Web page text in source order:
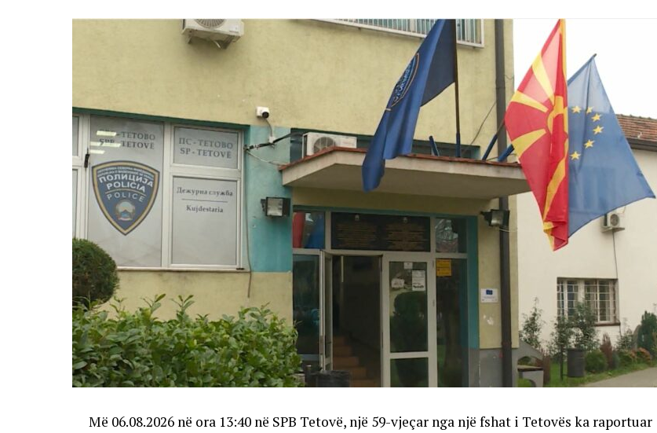
Më 06.08.2026 në ora 13:40 në SPB Tetovë, një 59-vjeçar nga një fshat i Tetovës ka raportuar